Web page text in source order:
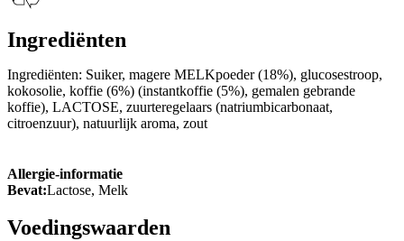
Ingrediënten
Ingrediënten: Suiker, magere MELKpoeder (18%), glucosestroop,
kokosolie, koffie (6%) (instantkoffie (5%), gemalen gebrande
koffie), LACTOSE, zuurteregelaars (natriumbicarbonaat,
citroenzuur), natuurlijk aroma, zout
Allergie-informatie
Bevat:Lactose, Melk
Voedingswaarden